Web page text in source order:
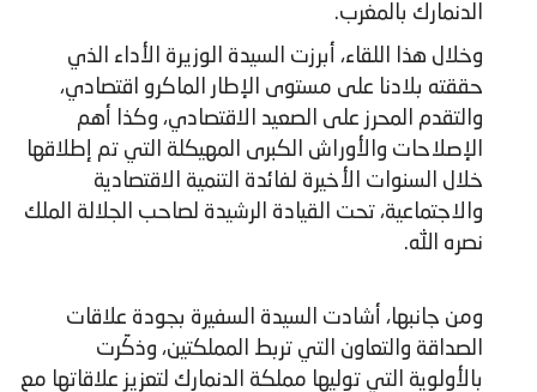
الدنمارك بالمغرب.
​وخلال هذا اللقاء، أبرزت السيدة الوزيرة الأداء الذي
حققته بلادنا على مستوى الإطار الماكرو اقتصادي،
والتقدم المحرز على الصعيد الاقتصادي، وكذا أهم
الإصلاحات والأوراش الكبرى المهيكلة التي تم إطلاقها
خلال السنوات الأخيرة لفائدة التنمية الاقتصادية
والاجتماعية، تحت القيادة الرشيدة لصاحب الجلالة الملك
نصره الله.
ومن جانبها، أشادت السيدة السفيرة بجودة علاقات
الصداقة والتعاون التي تربط المملكتين، وذكّرت
بالأولوية التي توليها مملكة الدنمارك لتعزيز علاقاتها مع